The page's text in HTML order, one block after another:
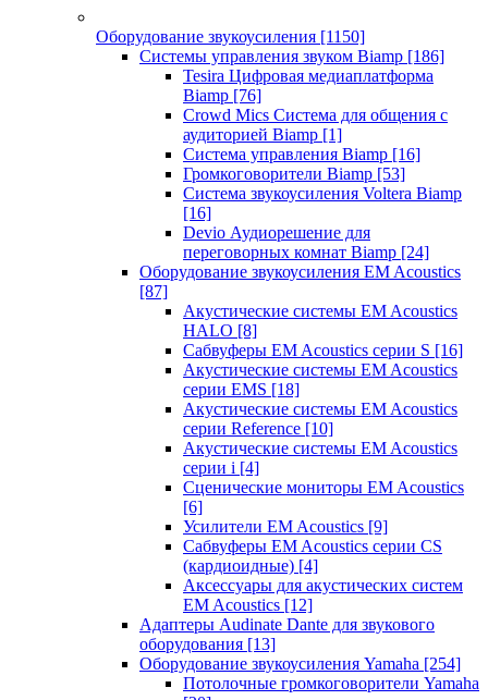
Оборудование звукоусиления [1150]
Системы управления звуком Biamp [186]
Tesira Цифровая медиаплатформа
Biamp [76]
Crowd Mics Система для общения с
аудиторией Biamp [1]
Система управления Biamp [16]
Громкоговорители Biamp [53]
Система звукоусиления Voltera Biamp
[16]
Devio Аудиорешение для
переговорных комнат Biamp [24]
Оборудование звукоусиления EM Acoustics
[87]
Акустические системы EM Acoustics
HALO [8]
Сабвуферы EM Acoustics серии S [16]
Акустические системы EM Acoustics
серии EMS [18]
Акустические системы EM Acoustics
серии Reference [10]
Акустические системы EM Acoustics
серии i [4]
Сценические мониторы EM Acoustics
[6]
Усилители EM Acoustics [9]
Сабвуферы EM Acoustics серии CS
(кардиоидные) [4]
Аксессуары для акустических систем
EM Acoustics [12]
Адаптеры Audinate Dante для звукового
оборудования [13]
Оборудование звукоусиления Yamaha [254]
Потолочные громкоговорители Yamaha